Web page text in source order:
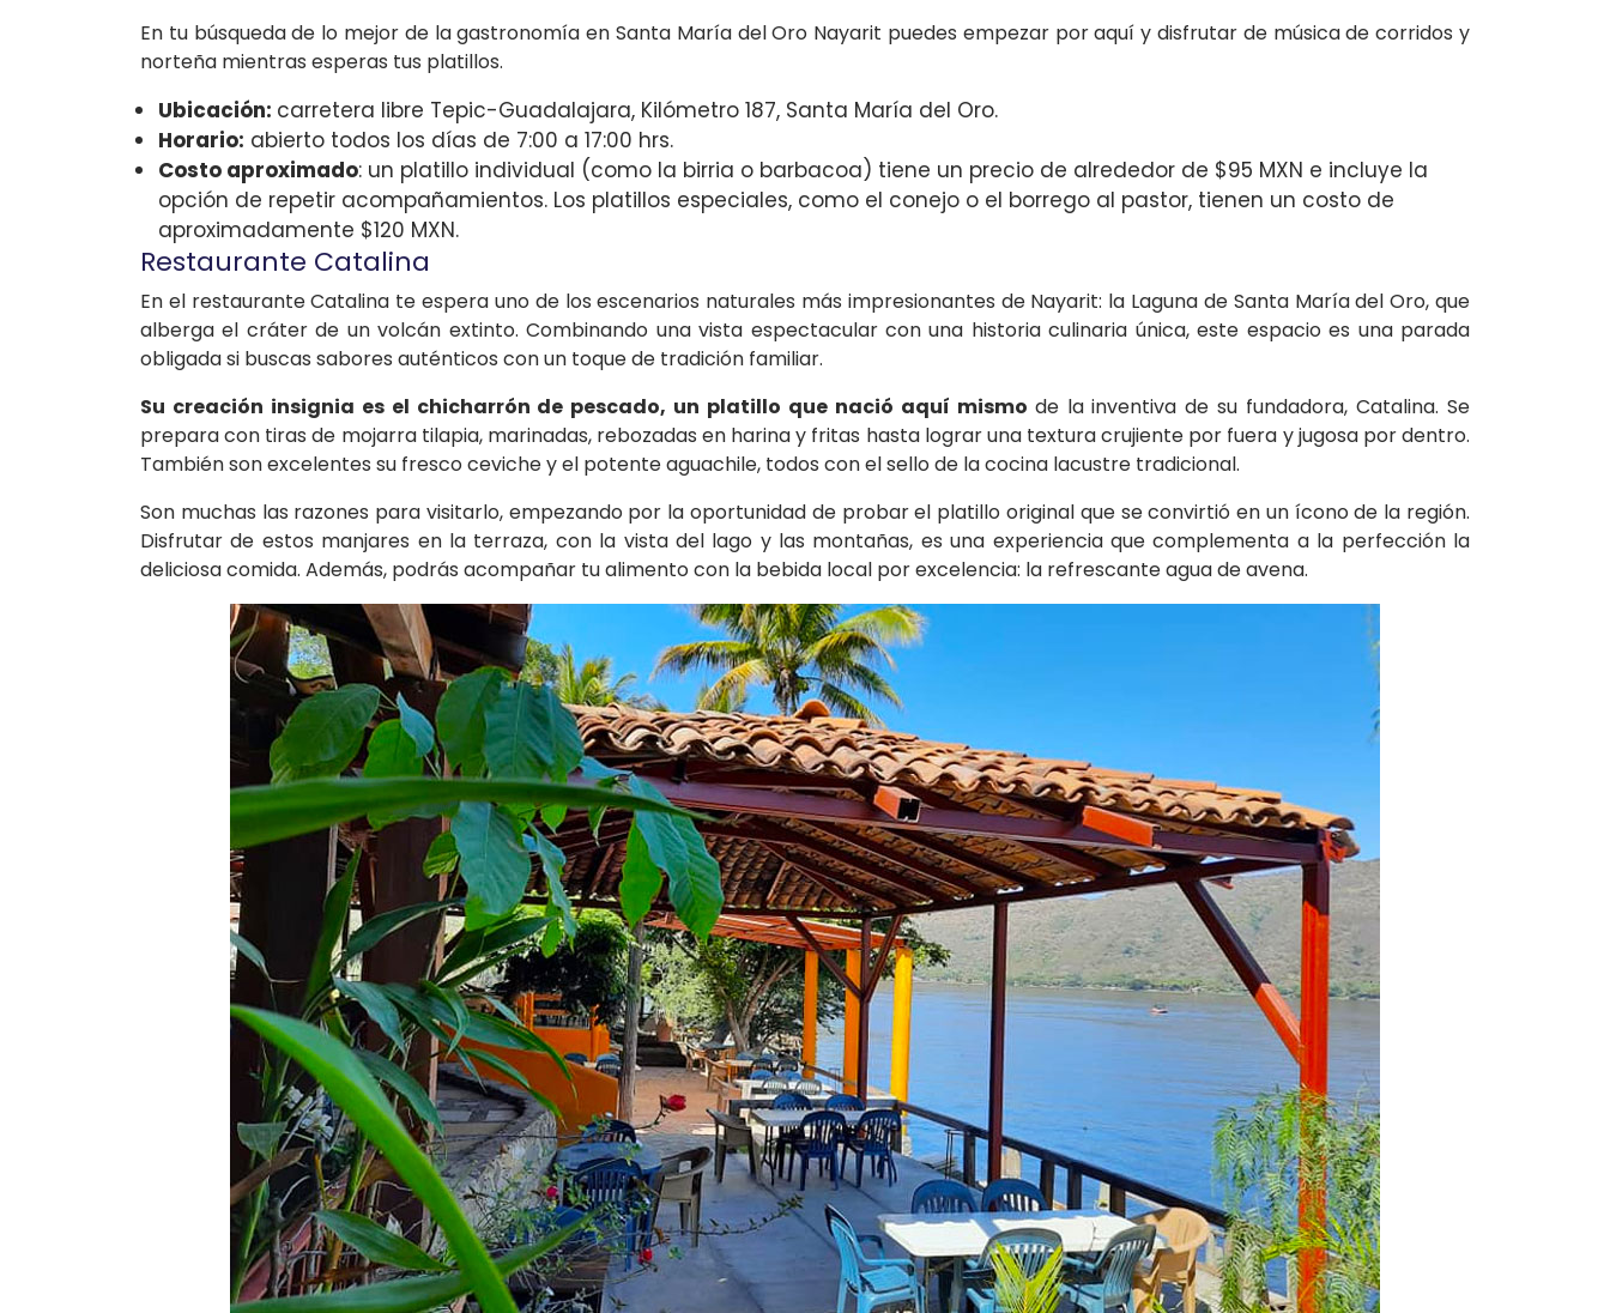
En tu búsqueda de lo mejor de la gastronomía en Santa María del Oro Nayarit puedes empezar por aquí y disfrutar de música de corridos y
norteña mientras esperas tus platillos.
Ubicación: carretera libre Tepic-Guadalajara, Kilómetro 187, Santa María del Oro.
Horario: abierto todos los días de 7:00 a 17:00 hrs.
Costo aproximado: un platillo individual (como la birria o barbacoa) tiene un precio de alrededor de $95 MXN e incluye la
opción de repetir acompañamientos. Los platillos especiales, como el conejo o el borrego al pastor, tienen un costo de
aproximadamente $120 MXN.
Restaurante Catalina
En el restaurante Catalina te espera uno de los escenarios naturales más impresionantes de Nayarit: la Laguna de Santa María del Oro, que
alberga el cráter de un volcán extinto. Combinando una vista espectacular con una historia culinaria única, este espacio es una parada
obligada si buscas sabores auténticos con un toque de tradición familiar.
Su creación insignia es el chicharrón de pescado, un platillo que nació aquí mismo de la inventiva de su fundadora, Catalina. Se
prepara con tiras de mojarra tilapia, marinadas, rebozadas en harina y fritas hasta lograr una textura crujiente por fuera y jugosa por dentro.
También son excelentes su fresco ceviche y el potente aguachile, todos con el sello de la cocina lacustre tradicional.
Son muchas las razones para visitarlo, empezando por la oportunidad de probar el platillo original que se convirtió en un ícono de la región.
Disfrutar de estos manjares en la terraza, con la vista del lago y las montañas, es una experiencia que complementa a la perfección la
deliciosa comida. Además, podrás acompañar tu alimento con la bebida local por excelencia: la refrescante agua de avena.